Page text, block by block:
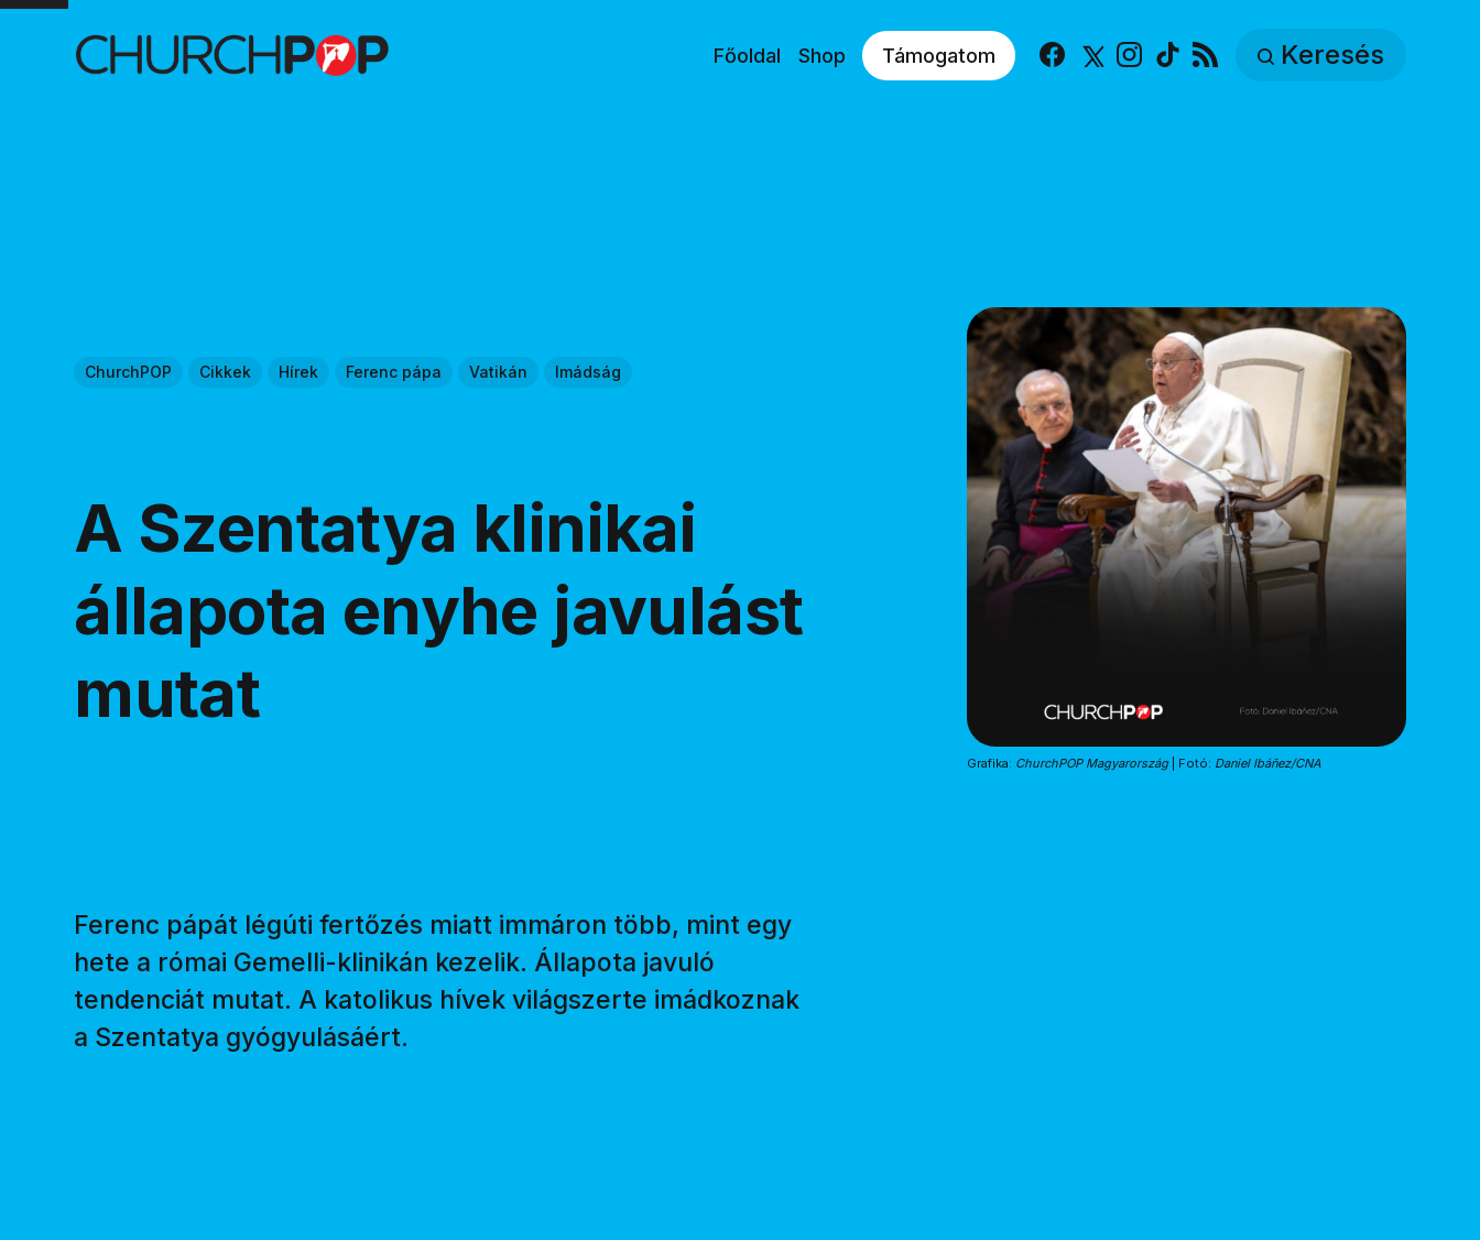
Főoldal Shop Támogatom Facebook
X Instagram
TikTok Keresés
ChurchPOP Cikkek Hírek Ferenc pápa Vatikán Imádság
A Szentatya klinikai
állapota enyhe javulást
mutat
Ferenc pápát légúti fertőzés miatt immáron több, mint egy
hete a római Gemelli-klinikán kezelik. Állapota javuló
tendenciát mutat. A katolikus hívek világszerte imádkoznak
a Szentatya gyógyulásáért.
Grafika: ChurchPOP Magyarország | Fotó: Daniel Ibáñez/CNA